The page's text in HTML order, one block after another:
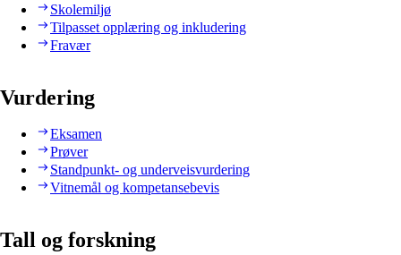
Skolemiljø
Tilpasset opplæring og inkludering
Fravær
Vurdering
Eksamen
Prøver
Standpunkt- og underveisvurdering
Vitnemål og kompetansebevis
Tall og forskning